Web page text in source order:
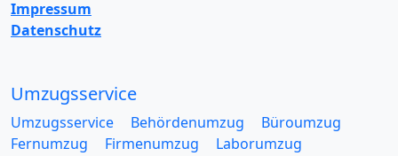
Impressum
Datenschutz
Umzugsservice
Umzugsservice Behördenumzug
Büroumzug
Fernumzug
Firmenumzug
Laborumzug